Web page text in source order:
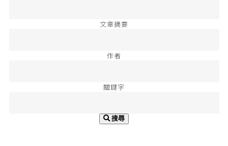
文章摘要
作者
關鍵字
搜尋